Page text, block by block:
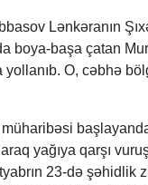
Lənkəranın
boya-başa çatan
yollanıb. O, cəbhə
yağıya qarşı
23-də şəhidlik